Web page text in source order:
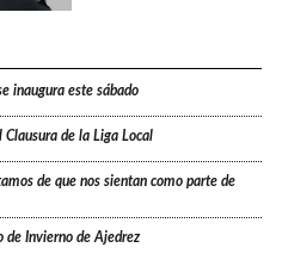
inaugura este sábado
de la Liga Local
de que nos sientan como parte de
de Invierno de Ajedrez